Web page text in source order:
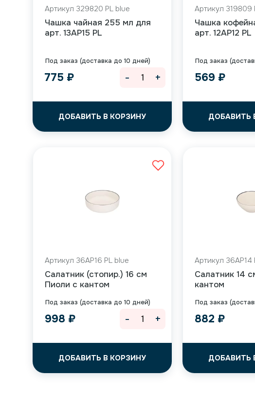
Под заказ (доставка до 10 дней)
Артикул 329820 PL blue
Чашка чайная 255 мл для
арт. 13AP15 PL
775 ₽
ДОБАВИТЬ В КОРЗИНУ
- +
Под заказ
Артикул 319809
Чашка
арт. 12AP12 PL
569 ₽
ДОБАВИТЬ
Под заказ (доставка до 10 дней)
Артикул 36AP16 PL blue
Салатник (стопир.) 16 см
Пиоли с кантом
998 ₽
ДОБАВИТЬ В КОРЗИНУ
- +
Под заказ
Артикул 36AP14
Салатник 14
кантом
882 ₽
ДОБАВИТЬ